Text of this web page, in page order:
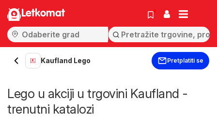
Letkomat
Kaufland Lego Pretplatiti se
Lego u akciji u trgovini Kaufland -
trenutni katalozi